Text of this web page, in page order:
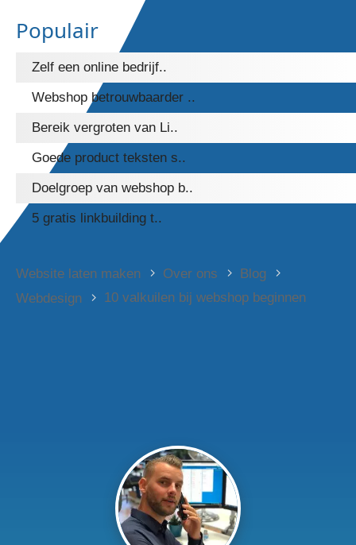
Populair
Zelf een online bedrijf..
Webshop betrouwbaarder ..
Bereik vergroten van Li..
Goede product teksten s..
Doelgroep van webshop b..
5 gratis linkbuilding t..
Website laten maken Over ons
Blog
Webdesign
10 valkuilen bij webshop beginnen